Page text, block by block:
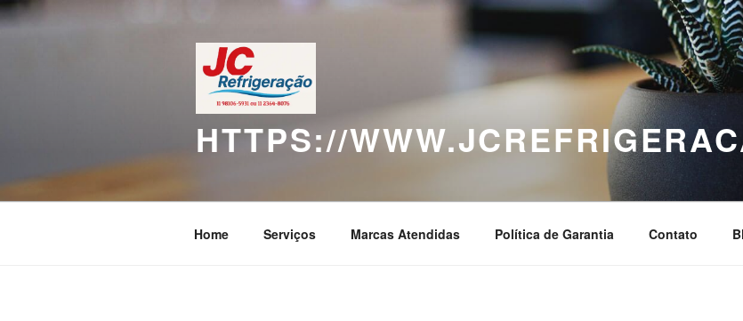
Pular
para
HTTPS://
Home Serviços Marcas Atendidas Política de Garantia Contato